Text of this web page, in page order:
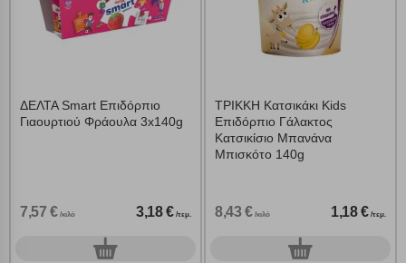
ΔΕΛΤΑ Smart Επιδόρπιο
Γιαουρτιού Φράουλα 3x140g
7,57 € /κιλό 3,18 € /τεμ.
0τεμ.
ΤΡΙΚΚΗ Κατσικάκι Kids
Επιδόρπιο Γάλακτος
Κατσικίσιο Μπανάνα
Μπισκότο 140g
8,43 € /κιλό 1,18 € /τεμ.
0τεμ.